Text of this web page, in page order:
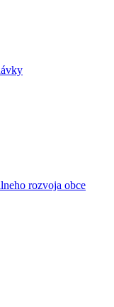
rozvoja obce